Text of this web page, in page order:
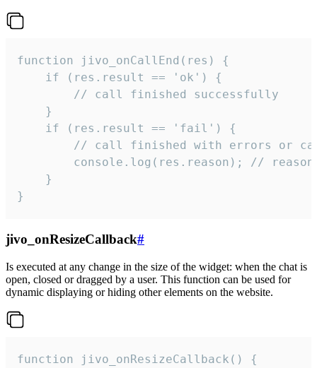
function jivo_onCallEnd(res) {
    if (res.result == 'ok') {
        // call finished successfully
    }
    if (res.result == 'fail') {
// call finished with errors or
console.log(res.reason); //
    }
}
jivo_onResizeCallback#
Is executed at any change in the size of the widget: when the chat is
open, closed or dragged by a user. This function can be used for
dynamic displaying or hiding other elements on the website.
function jivo_onResizeCallback() {